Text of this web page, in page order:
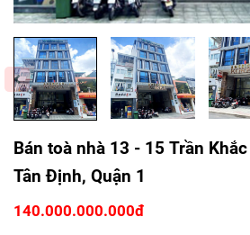
Bán toà nhà 13 - 15 Trần
Tân Định, Quận 1
140.000.000.000đ